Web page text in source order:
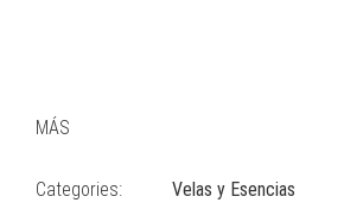
MÁS
Categories: Velas y Esencias